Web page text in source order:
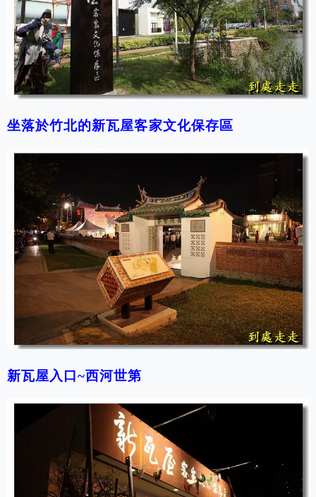
坐落於竹北的新瓦屋客家文化保存區
新瓦屋入口~西河世第